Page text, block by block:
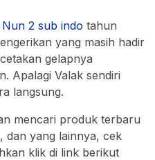
2 sub indo tahun
yang masih hadir
gelapnya
Apalagi Valak sendiri
langsung.
mencari produk terbaru
dan yang lainnya, cek
klik di link berikut